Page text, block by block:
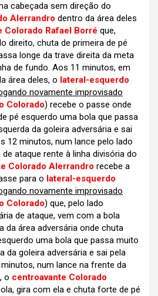
cabeçada sem direção do
Alerrandro dentro da área deles
Colorado Rafael Borré que,
direito, chuta de primeira de pé
longe da trave direita da meta
de fundo. Aos 11 minutos, em
área deles, o lateral-esquerdo
novamente improvisado
Colorado) recebe o passe onde
pé esquerdo uma bola que passa
da goleira adversária e sai
12 minutos, num lance pelo lado
ataque rente à linha divisória do
Colorado Alerrandro recebe a
para o lateral-esquerdo
novamente improvisado
Colorado) que, pelo lado
de ataque, vem com a bola
da área adversária onde chuta
uma bola que passa muito
da goleira adversária e sai pela
num lance na frente da
o centroavante Colorado
gira com ela e chuta forte de pé